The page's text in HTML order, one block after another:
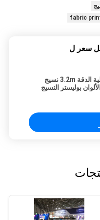
fabric
سعر ل
طابعة رقمية عالية الدقة 3.2m نسيج
بوليستر النسيج